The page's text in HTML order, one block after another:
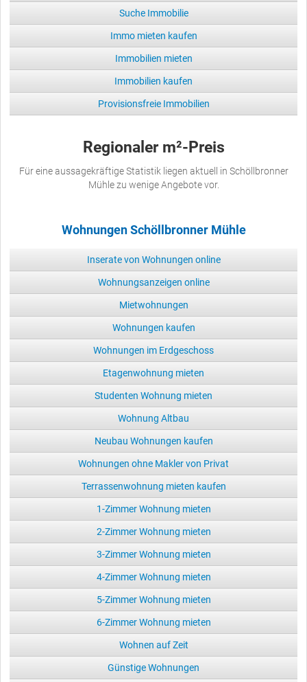
Suche Immobilie
Immo mieten kaufen
Immobilien mieten
Immobilien kaufen
Provisionsfreie Immobilien
Regionaler m²-Preis
Für eine aussagekräftige Statistik liegen aktuell in Schöllbronner
Mühle zu wenige Angebote vor.
Wohnungen Schöllbronner Mühle
Inserate von Wohnungen online
Wohnungsanzeigen online
Mietwohnungen
Wohnungen kaufen
Wohnungen im Erdgeschoss
Etagenwohnung mieten
Studenten Wohnung mieten
Wohnung Altbau
Neubau Wohnungen kaufen
Wohnungen ohne Makler von Privat
Terrassenwohnung mieten kaufen
1-Zimmer Wohnung mieten
2-Zimmer Wohnung mieten
3-Zimmer Wohnung mieten
4-Zimmer Wohnung mieten
5-Zimmer Wohnung mieten
6-Zimmer Wohnung mieten
Wohnen auf Zeit
Günstige Wohnungen